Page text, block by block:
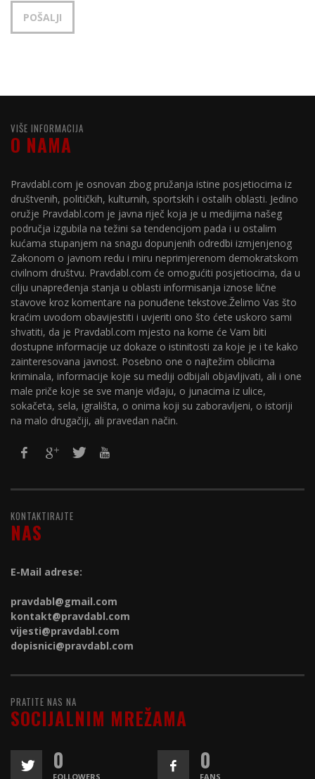
VIŠE INFORMACIJA
O NAMA
Pravdabl.com je osnovan zbog pružanja istine posjetiocima iz
društvenih, političkih, kulturnih, sportskih i ostalih oblasti. Jedino
oružje Pravdabl.com je javna riječ koja je u medijima našeg
područja izgubila na težini sa tendencijom pada i u ostalim
kućama stupanjem na snagu dopunjenih odredbi izmjenjenog
Zakonom o javnom redu i miru neprimjerenom demokratskom
civilnom društvu. Pravdabl.com će omogućiti posjetiocima, da u
cilju unapređenja stanja u oblasti informisanja iznose lične
stavove kroz komentare na ponuđene tekstove.Želimo Vas što
kraćim uvodom obavijestiti i uvjeriti ono što ćete uskoro sami
shvatiti, da je Pravdabl.com mjesto na kome će Vam biti
dostupne informacije uz dokaze o istinitosti za koje je i te kako
zainteresovana javnost. Posebno one o najtežim oblicima
kriminala, informacije koje su mediji odbijali objavljivati, ali i one
male priče koje se sve manje viđaju, o junacima iz ulice,
sokačeta, sela, igrališta, o onima koji su zaboravljeni, o istoriji
na malo drugačiji, ali pravedan način.
KONTAKTIRAJTE
NAS
E-Mail adrese:
pravdabl@gmail.com
kontakt@pravdabl.com
vijesti@pravdabl.com
dopisnici@pravdabl.com
PRATITE NAS NA
SOCIJALNIM MREŽAMA
0
FOLLOWERS
0
FANS